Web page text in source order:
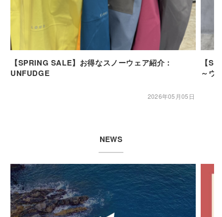
【SPRING SALE】お得なスノーウェア紹介：
UNFUDGE
2026年05月05日
【
～ウ
NEWS